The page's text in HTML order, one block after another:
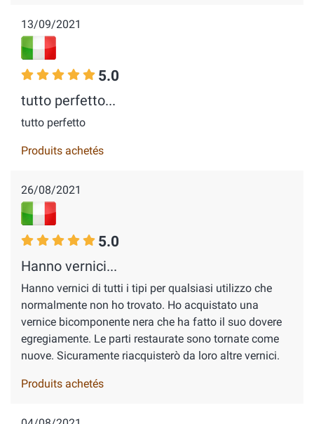
13/09/2021
5.0
tutto perfetto...
tutto perfetto
Produits achetés
26/08/2021
5.0
Hanno vernici...
Hanno vernici di tutti i tipi per qualsiasi utilizzo che
normalmente non ho trovato. Ho acquistato una
vernice bicomponente nera che ha fatto il suo dovere
egregiamente. Le parti restaurate sono tornate come
nuove. Sicuramente riacquisterò da loro altre vernici.
Produits achetés